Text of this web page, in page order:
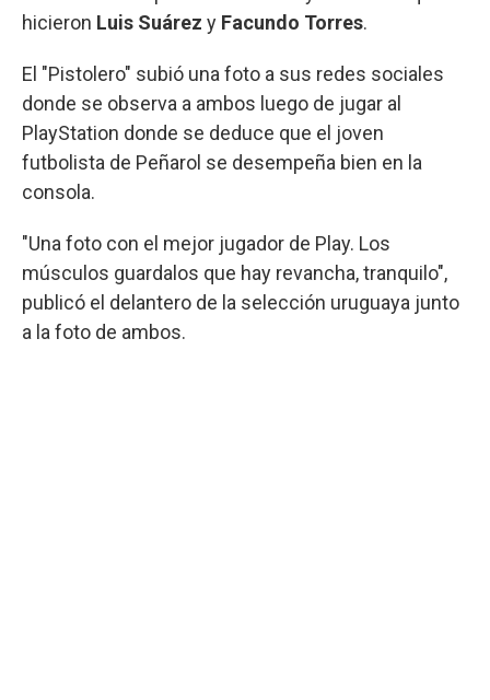
hicieron Luis Suárez y Facundo Torres.
El "Pistolero" subió una foto a sus redes sociales
donde se observa a ambos luego de jugar al
PlayStation donde se deduce que el joven
futbolista de Peñarol se desempeña bien en la
consola.
"Una foto con el mejor jugador de Play. Los
músculos guardalos que hay revancha, tranquilo",
publicó el delantero de la selección uruguaya junto
a la foto de ambos.